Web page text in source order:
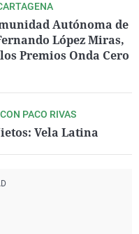
Autónoma de
López Miras,
Premios Onda Cero
PACO RIVAS
Vela Latina